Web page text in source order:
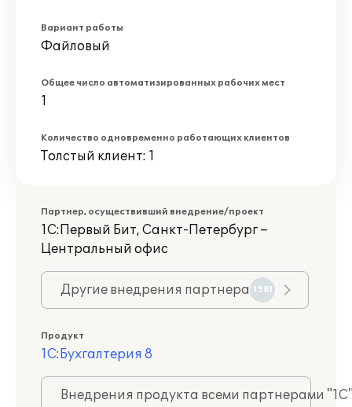
Вариант работы
Файловый
Общее число автоматизированных рабочих мест
1
Количество одновременно работающих клиентов
Толстый клиент: 1
Партнер, осуществивший внедрение/проект
1С:Первый Бит, Санкт-Петербург –
Центральный офис
Другие внедрения партнера 1581
Продукт
1С:Бухгалтерия 8
Внедрения продукта всеми партнерами